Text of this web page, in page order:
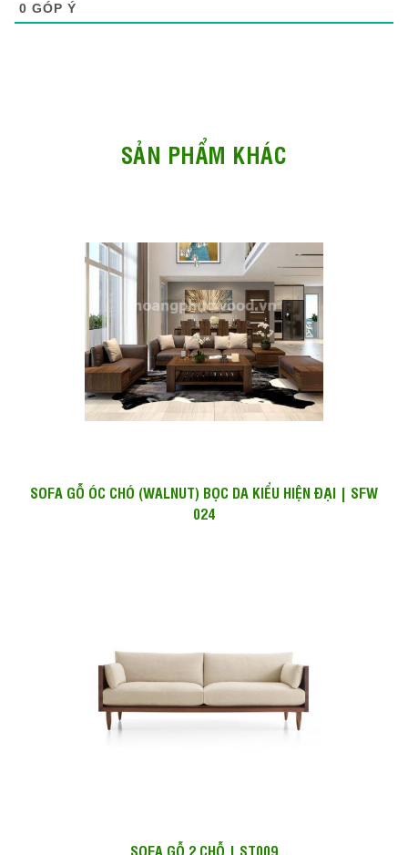
0 GÓP Ý
SẢN PHẨM KHÁC
SOFA GỖ ÓC CHÓ (WALNUT) BỌC DA KIỂU HIỆN ĐẠI | SFW
024
SOFA GỖ 2 CHỖ | ST009